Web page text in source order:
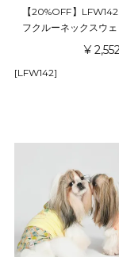
【20%OFF】
フクルーネックスウェ
¥
[LFW142]